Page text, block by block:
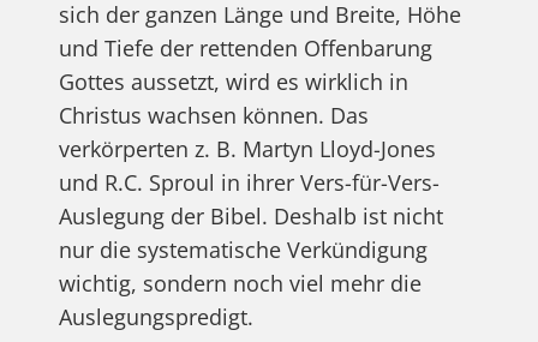
sich der ganzen Länge und Breite, Höhe
und Tiefe der rettenden Offenbarung
Gottes aussetzt, wird es wirklich in
Christus wachsen können. Das
verkörperten z. B. Martyn Lloyd-Jones
und R.C. Sproul in ihrer Vers-für-Vers-
Auslegung der Bibel. Deshalb ist nicht
nur die systematische Verkündigung
wichtig, sondern noch viel mehr die
Auslegungspredigt.